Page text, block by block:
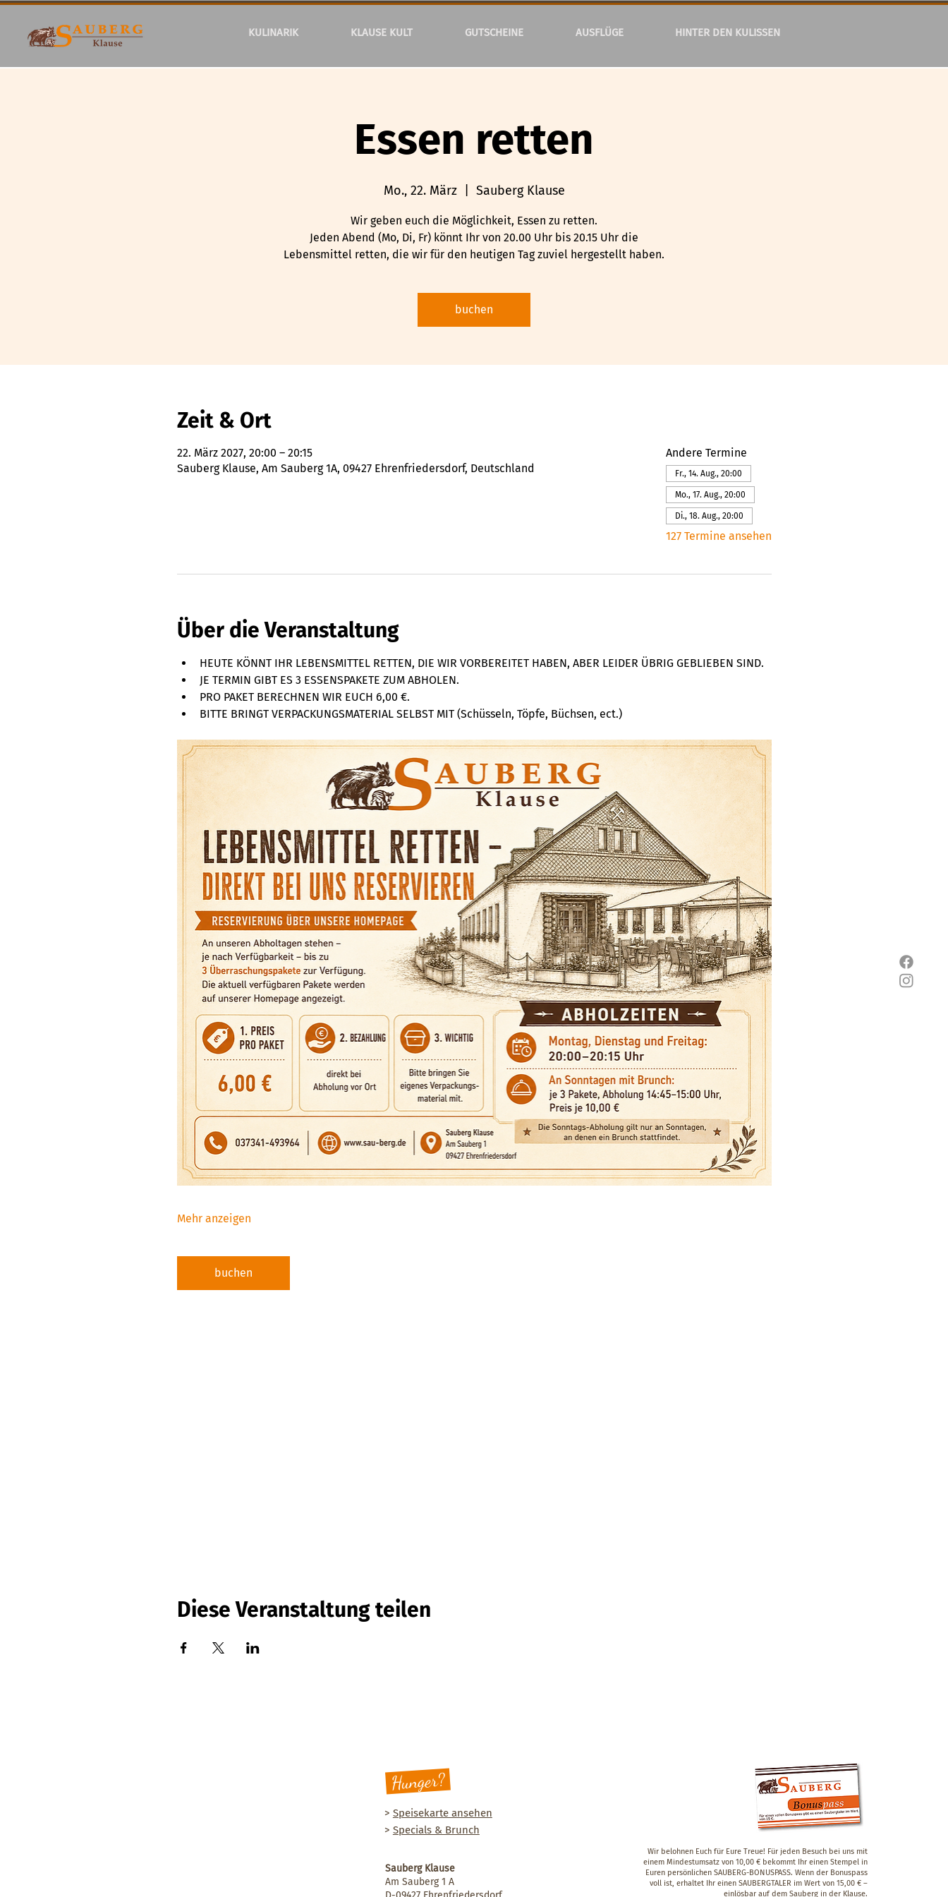
KULINARIK KLAUSE KULT GUTSCHEINE AUSFLÜGE HINTER DEN KULISSEN
Essen retten
Mo., 22. März
  |
Sauberg Klause
Wir geben euch die Möglichkeit, Essen zu retten.
Jeden Abend (Mo, Di, Fr) könnt Ihr von 20.00 Uhr bis 20.15 Uhr die
Lebensmittel retten, die wir für den heutigen Tag zuviel hergestellt haben.
buchen
Zeit & Ort
22. März 2027, 20:00 – 20:15
Sauberg Klause, Am Sauberg 1A, 09427 Ehrenfriedersdorf, Deutschland
Andere Termine
Fr., 14. Aug., 20:00
Mo., 17. Aug., 20:00
Di., 18. Aug., 20:00
127 Termine ansehen
Über die Veranstaltung
HEUTE KÖNNT IHR LEBENSMITTEL RETTEN, DIE WIR VORBEREITET HABEN, ABER LEIDER ÜBRIG GEBLIEBEN SIND.
JE TERMIN GIBT ES 3 ESSENSPAKETE ZUM ABHOLEN.
PRO PAKET BERECHNEN WIR EUCH 6,00 €.
BITTE BRINGT VERPACKUNGSMATERIAL SELBST MIT (Schüsseln, Töpfe, Büchsen, ect.)
Mehr anzeigen
buchen
Diese Veranstaltung teilen
Hunger?
> Speisekarte ansehen
> Specials & Brunch
Sauberg Klause
Am Sauberg 1 A
Wir belohnen Euch für Eure Treue! Für jeden Besuch bei uns mit
einem Mindestumsatz von 10,00 € bekommt Ihr einen Stempel in
Euren persönlichen SAUBERG-BONUSPASS. Wenn der Bonuspass
voll ist, erhaltet Ihr einen SAUBERGTALER im Wert von 15,00 € –
einlösbar auf dem Sauberg in der Klause.